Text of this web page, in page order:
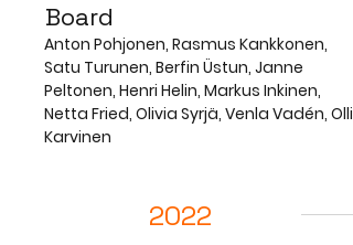
Board
Anton Pohjonen, Rasmus Kankkonen,
Satu Turunen, Berfin Üstun, Janne
Peltonen, Henri Helin, Markus Inkinen,
Netta Fried, Olivia Syrjä, Venla Vadén, Olli
Karvinen
2022